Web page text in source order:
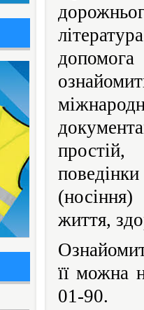
життя,
її можна
01-90.